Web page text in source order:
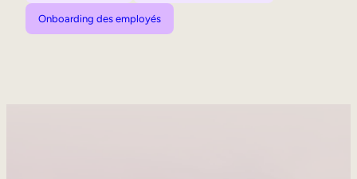
Onboarding des employés